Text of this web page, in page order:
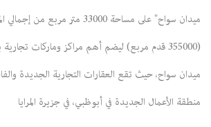
ميدان سواح" على مساحة 33000 متر
(355000 قدم مربع) ليضم أهم مراكز وماركات تجارية
ميدان سواح، حيث تقع العقارات التجارية الجديدة
منطقة الأعمال الجديدة في أبوظبي، في جزيرة المرايا